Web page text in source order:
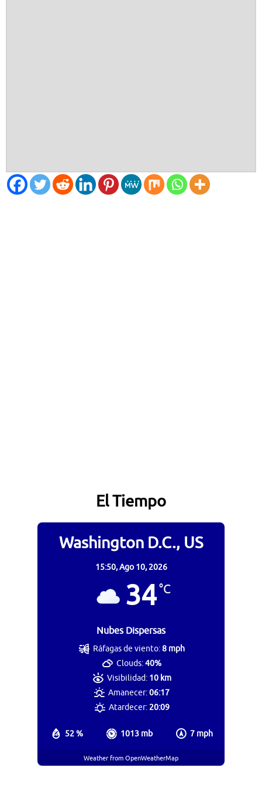
El Tiempo
Washington D.C., US
15:50,Ago 10, 2026
34°C
Nubes Dispersas
52 % 1013 mb 7 mph
Ráfagas de viento:8 mph
Clouds:40%
Visibilidad: 10 km
Amanecer:06:17
Atardecer:20:09
Weather from OpenWeatherMap